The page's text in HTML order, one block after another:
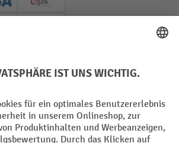
(Visa)
EPS